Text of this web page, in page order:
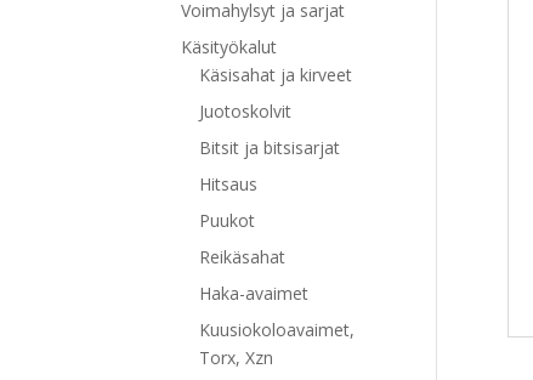
Voimahylsyt ja sarjat
Käsityökalut
Käsisahat ja kirveet
Juotoskolvit
Bitsit ja bitsisarjat
Hitsaus
Puukot
Reikäsahat
Haka-avaimet
Kuusiokoloavaimet,
Torx, Xzn